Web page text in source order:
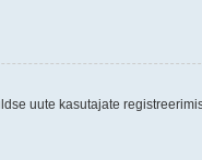
uute kasutajate